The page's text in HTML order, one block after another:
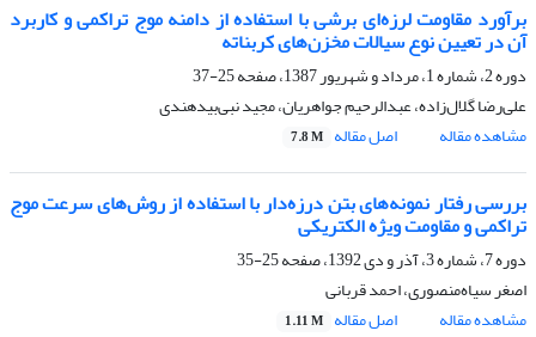
برآورد مقاومت لرزه‌ای برشی با استفاده از دامنه موج تراکمی و کاربرد
آن در تعیین نوع سیالات مخزن‌های کربناته
دوره 2، شماره 1، مرداد و شهریور 1387، صفحه
25-37
علی‌رضا گلال‌زاده، عبدالرحیم جواهریان، مجید نبی‌بیدهندی
مشاهده مقاله
اصل مقاله 7.8 M
بررسی رفتار نمونه‌های بتن درزه‌دار با استفاده از روش‌های سرعت موج
تراکمی و مقاومت ویژه الکتریکی
دوره 7، شماره 3، آذر و دی 1392، صفحه
25-35
اصغر سیاه‌منصوری، احمد قربانی
مشاهده مقاله
اصل مقاله 1.11 M